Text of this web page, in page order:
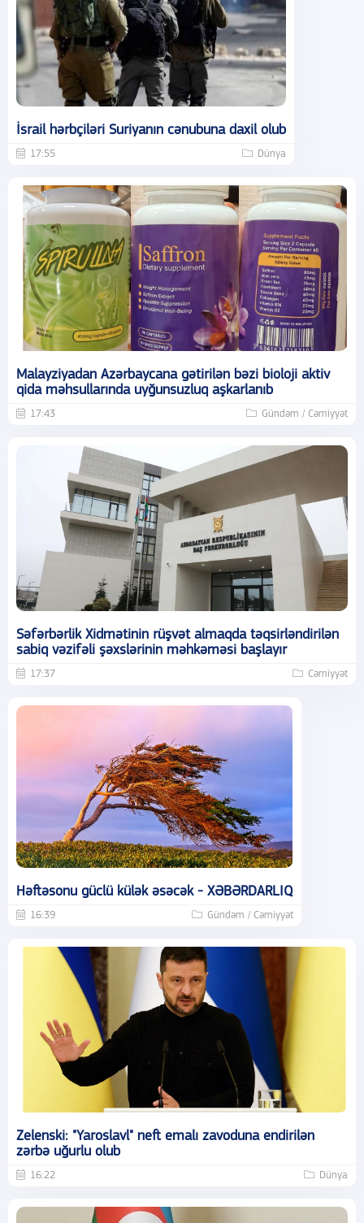
İsrail hərbçiləri Suriyanın cənubuna daxil olub
17:55 Dünya
Malayziyadan Azərbaycana gətirilən bəzi bioloji aktiv
qida məhsullarında uyğunsuzluq aşkarlanıb
17:43 Gündəm / Cəmiyyət
Səfərbərlik Xidmətinin rüşvət almaqda təqsirləndirilən
sabiq vəzifəli şəxslərinin məhkəməsi başlayır
17:37 Cəmiyyət
Həftəsonu güclü külək əsəcək - XƏBƏRDARLIQ
16:39 Gündəm / Cəmiyyət
Zelenski: "Yaroslavl" neft emalı zavoduna endirilən
zərbə uğurlu olub
16:22 Dünya